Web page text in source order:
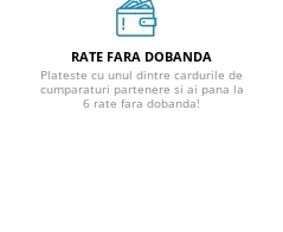
RATE FARA DOBANDA
Plateste cu unul dintre cardurile de
cumparaturi partenere si ai pana la
6 rate fara dobanda!